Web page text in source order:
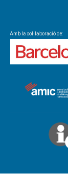
Amb la col·laboració de: